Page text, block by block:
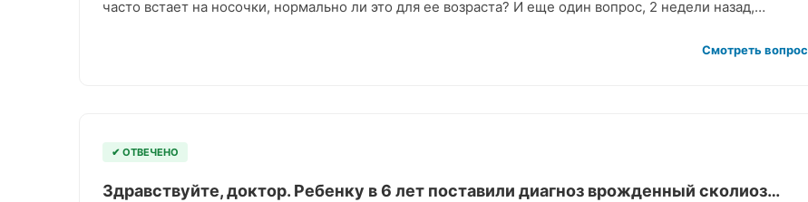
часто встает на носочки, нормально ли это для ее возраста? И еще один вопрос, 2 недели назад,…
Смотреть вопрос
✔ ОТВЕЧЕНО
Здравствуйте, доктор. Ребенку в 6 лет поставили диагноз врожденный сколиоз…